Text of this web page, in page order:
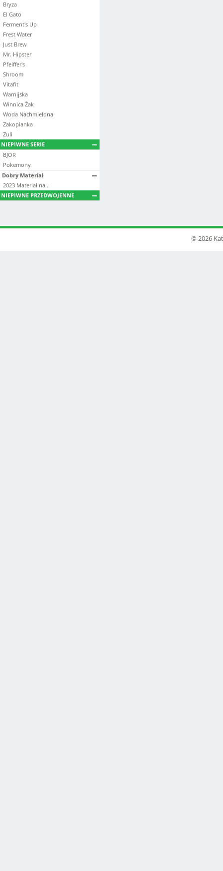
Bryza
El Gato
Ferment's Up
Frest Water
Just Brew
Mr. Hipster
Pfeiffer's
Shroom
Vitafit
Warnijska
Winnica Żak
Woda Nachmielona
Zakopianka
Zuli
NIEPIWNE SERIE
BJOR
Pokemony
Dobry Materiał
2023 Materiał na...
NIEPIWNE PRZEDWOJENNE
© 2026